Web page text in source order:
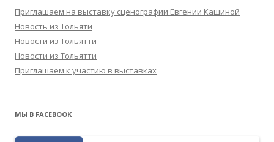
Приглашаем на выставку сценографии Евгении Кашиной
Новость из Тольяти
Новости из Тольятти
Новости из Тольятти
Приглашаем к участию в выставках
МЫ В FACEBOOK